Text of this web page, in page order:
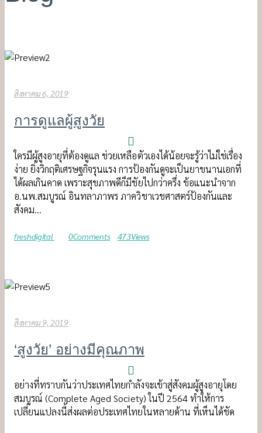
สิงหาคม 6, 2019
การดูแลผู้สูงวัย
ใครมีผู้สูงอายุที่ต้องดูแล ช่วยเหลือตัวเองได้น้อยจะรู้ว่าไม่ใช่เรื่อง
ง่าย ยิ่งวิกฤติเศรษฐกิจรุนแรง การป้องกันดูจะเป็นยาขนานเอกที่
ได้ผลเกินคาด เพราะสุขภาพดีก็มีชัยไปกว่าครึ่ง ข้อแนะนำจาก
อ.นพ.สมบูรณ์ อินทลาภาพร ภาควิชาเวชศาสตร์ป้องกันและ
สังคม…
freshdigital 0Comments 473Views
สิงหาคม 9, 2019
‘สูงวัย’ อย่างมีคุณภาพ
อย่างที่ทราบกันว่าประเทศไทยกำลังจะเข้าสู่สังคมผู้สูงอายุโดย
สมบูรณ์ (Complete Aged Society) ในปี 2564 ทำให้การ
เปลี่ยนแปลงนี้ส่งผลต่อประเทศไทยในหลายด้าน ที่เห็นได้ชัด